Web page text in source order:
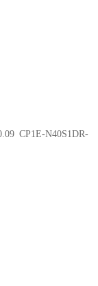
CP1E-N40S1DR-